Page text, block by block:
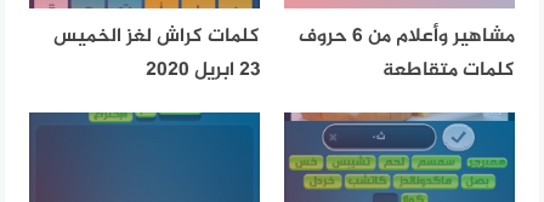
مشاهير وأعلام من 6 حروف
كلمات متقاطعة
كلمات كراش لغز الخميس
23 ابريل 2020